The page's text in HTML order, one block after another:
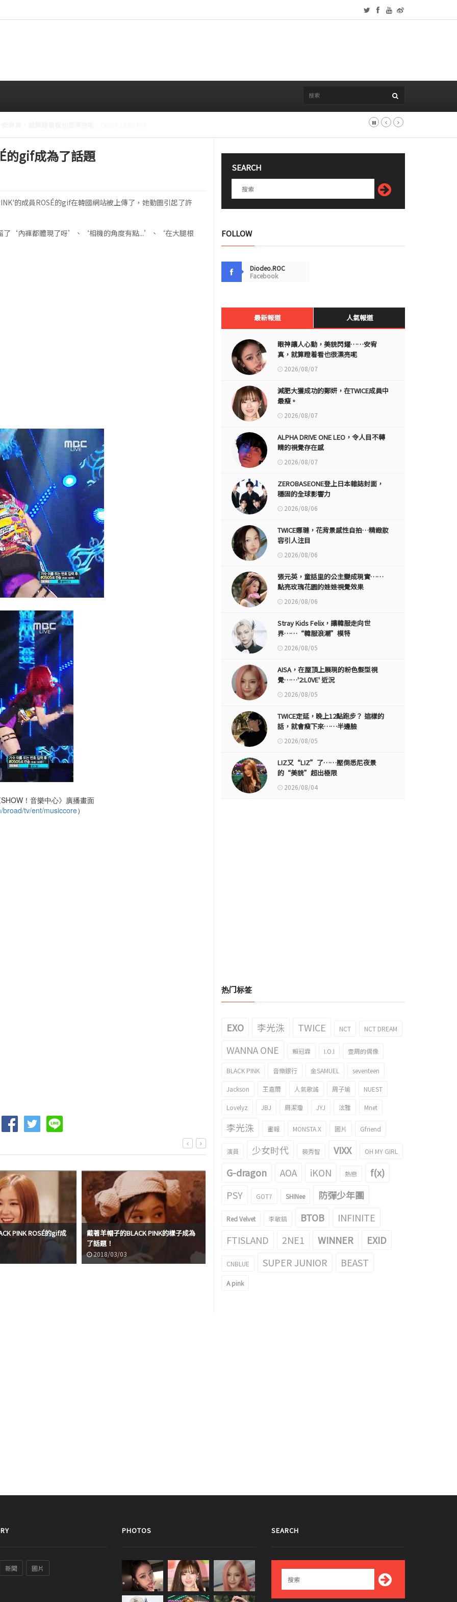
的gif成為了話題
的成員ROSÉ的gif在韓國網站被上傳了，她動圖引起了許
了‘內褲都體現了呀’、‘相機的角度有點...’、‘在大腿根
！音樂中心》廣播畫面
broad/tv/ent/musiccore）
PINK ROSÉ的gif成
戴著羊帽子的BLACK PINK的樣子成為
了話題！
2018/03/03
話題！
Jennie的gif引起了話題！
SEARCH
FOLLOW
Diodeo.ROC
Facebook
最新報道 人氣報道
眼神讓人心動，美貌閃耀……安宥
真，就算瞪着看也很漂亮呢
2026/08/07
減肥大獲成功的鄭妍，在TWICE成員中
最瘦。
2026/08/07
ALPHA DRIVE ONE LEO，令人目不轉
睛的視覺存在感
2026/08/07
ZEROBASEONE登上日本雜誌封面，
穩固的全球影響力
2026/08/06
TWICE娜璉，花背景感性自拍…精緻妝
容引人注目
2026/08/06
張元英，童話里的公主變成現實……
點亮玫瑰花園的娃娃視覺效果
2026/08/06
Stray Kids Felix，讓韓服走向世
界……“韓服浪潮”模特
2026/08/05
AISA，在屋頂上展現的粉色髮型視
覺……'2:L0VE' 近況
2026/08/05
TWICE定延，晚上12點跑步？ 這樣的
話，就會瘦下來……半邊臉
2026/08/05
LIZ又“LIZ”了……壓倒悉尼夜景
的“美貌”超出極限
2026/08/04
热门标签
EXO 李光洙 TWICE NCT NCT DREAM
WANNA ONE 賴冠霖 I.O.I 壹周的偶像
BLACK PINK 音樂銀行 金SAMUEL seventeen
Jackson 王嘉爾 人氣歌謠 周子瑜 NUEST
Lovelyz JBJ 周潔瓊 JYJ 泫雅 Mnet
李光洙 畫報 MONSTA X 圖片 Gfriend
演員 少女时代 裴秀智 VIXX OH MY GIRL
G-dragon AOA iKON 熱戀
f(x)
PSY
GOT7 SHINee 防彈少年團
Red Velvet 李敏鎬 BTOB
INFINITE
FTISLAND
2NE1 WINNER EXID
CNBLUE SUPER JUNIOR BEAST
A pink
新聞 圖片
PHOTOS SEARCH